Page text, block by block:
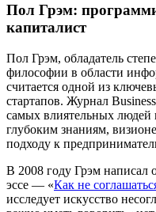
Пол Грэм:
капиталист
Пол Грэм, обладатель
философии в области
считается одной из
стартапов. Журнал
самых влиятельных людей
глубоким знаниям,
подходу к
В 2008 году Грэм написал
эссе — «Как не
исследует искусство